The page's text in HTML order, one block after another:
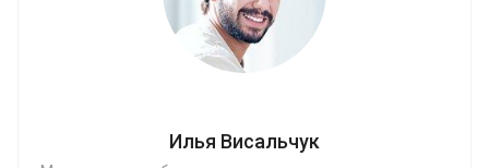
Илья Висальчук